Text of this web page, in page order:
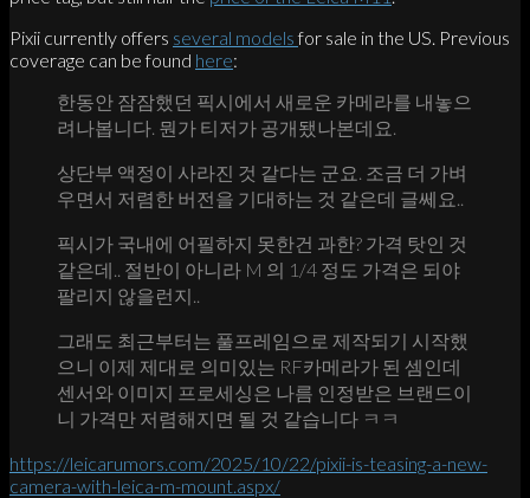
Pixii currently offers several modelsfor sale in the US. Previous
coverage can be found here:
한동안 잠잠했던 픽시에서 새로운 카메라를 내놓으
려나봅니다. 뭔가 티저가 공개됐나본데요.
상단부 액정이 사라진 것 같다는 군요. 조금 더 가벼
우면서 저렴한 버전을 기대하는 것 같은데 글쎄요..
픽시가 국내에 어필하지 못한건 과한? 가격 탓인 것
같은데.. 절반이 아니라 M 의 1/4 정도 가격은 되야
팔리지 않을런지..
그래도 최근부터는 풀프레임으로 제작되기 시작했
으니 이제 제대로 의미있는 RF카메라가 된 셈인데
센서와 이미지 프로세싱은 나름 인정받은 브랜드이
니 가격만 저렴해지면 될 것 같습니다 ㅋㅋ
https://leicarumors.com/2025/10/22/pixii-is-teasing-a-new-
camera-with-leica-m-mount.aspx/